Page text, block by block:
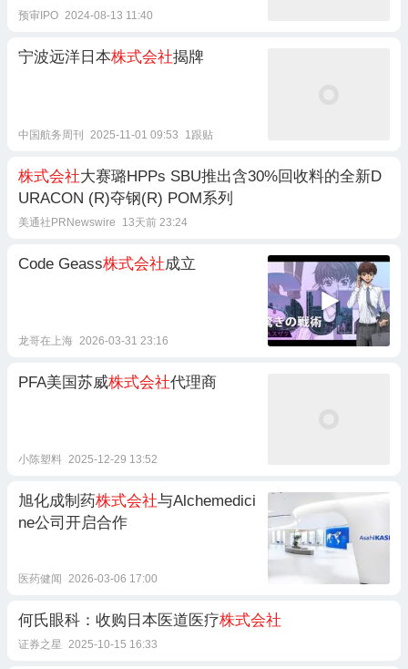
预审IPO 2024-08-13 11:40
宁波远洋日本株式会社揭牌
中国航务周刊 2025-11-01 09:53 1跟贴
株式会社大赛璐HPPs SBU推出含30%回收料的全新D
URACON (R)夺钢(R) POM系列
美通社PRNewswire 13天前 23:24
Code Geass株式会社成立
龙哥在上海 2026-03-31 23:16
PFA美国苏威株式会社代理商
小陈塑料 2025-12-29 13:52
旭化成制药株式会社与Alchemedici
ne公司开启合作
医药健闻 2026-03-06 17:00
何氏眼科：收购日本医道医疗株式会社
证券之星 2025-10-15 16:33